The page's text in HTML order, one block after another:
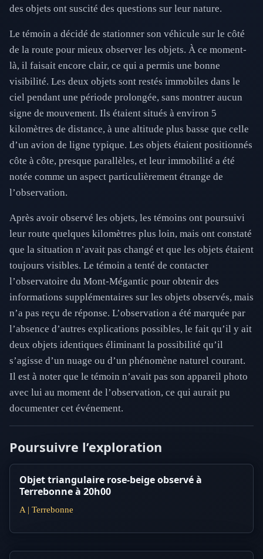
des objets ont suscité des questions sur leur nature.
Le témoin a décidé de stationner son véhicule sur le côté
de la route pour mieux observer les objets. À ce moment-
là, il faisait encore clair, ce qui a permis une bonne
visibilité. Les deux objets sont restés immobiles dans le
ciel pendant une période prolongée, sans montrer aucun
signe de mouvement. Ils étaient situés à environ 5
kilomètres de distance, à une altitude plus basse que celle
d’un avion de ligne typique. Les objets étaient positionnés
côte à côte, presque parallèles, et leur immobilité a été
notée comme un aspect particulièrement étrange de
l’observation.
Après avoir observé les objets, les témoins ont poursuivi
leur route quelques kilomètres plus loin, mais ont constaté
que la situation n’avait pas changé et que les objets étaient
toujours visibles. Le témoin a tenté de contacter
l’observatoire du Mont-Mégantic pour obtenir des
informations supplémentaires sur les objets observés, mais
n’a pas reçu de réponse. L’observation a été marquée par
l’absence d’autres explications possibles, le fait qu’il y ait
deux objets identiques éliminant la possibilité qu’il
s’agisse d’un nuage ou d’un phénomène naturel courant.
Il est à noter que le témoin n’avait pas son appareil photo
avec lui au moment de l’observation, ce qui aurait pu
documenter cet événement.
Poursuivre l’exploration
Objet triangulaire rose-beige observé à
Terrebonne à 20h00
A | Terrebonne